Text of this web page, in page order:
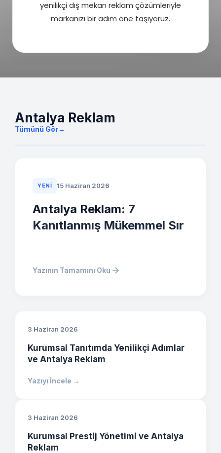
yenilikçi dış mekan reklam çözümleriyle
markanızı bir adım öne taşıyoruz.
Antalya Reklam
Tümünü Gör→
YENI 15 Haziran 2026
Antalya Reklam: 7
Kanıtlanmış Mükemmel Sır
Yazının Tamamını Oku
3 Haziran 2026
Kurumsal Tanıtımda Yenilikçi Adımlar
ve Antalya Reklam
Yazıyı İncele →
3 Haziran 2026
Kurumsal Prestij Yönetimi ve Antalya
Reklam